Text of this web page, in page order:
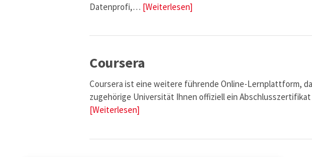
Datenprofi,… [Weiterlesen]
Coursera
Coursera ist eine weitere führende Online-Lernplattform,
zugehörige Universität Ihnen offiziell ein
[Weiterlesen]